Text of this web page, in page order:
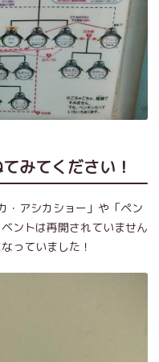
みてください！
・アシカショー」や「ペン
ントは再開されていません
っていました！